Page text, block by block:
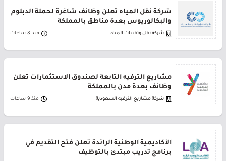
شركة نقل المياه تعلن وظائف شاغرة لحملة الدبلوم
والبكالوريوس بعدة مناطق بالمملكة
شركة نقل وتقنيات المياه منذ 8 ساعات
مشاريع الترفيه التابعة لصندوق الاستثمارات تعلن
وظائف بعدة مدن بالمملكة
شركة مشاريع الترفيه السعودية منذ 9 ساعات
الأكاديمية الوطنية الرائدة تعلن فتح التقديم في
برنامج تدريب مبتدئ بالتوظيف